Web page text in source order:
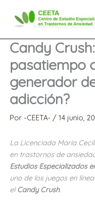
contenido
Candy
pasatiempo
generador
adicción?
Por -CEETA- / 14 junio,
La Licenciada María
en trastornos de
Estudios Especializados
uno de los juegos en
el Candy Crush.